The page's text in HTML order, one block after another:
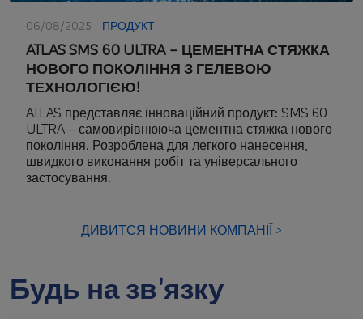
06/08/2025 ПРОДУКТ
ATLAS SMS 60 ULTRA – ЦЕМЕНТНА СТЯЖКА
НОВОГО ПОКОЛІННЯ З ГЕЛЕВОЮ
ТЕХНОЛОГІЄЮ!
ATLAS представляє інноваційний продукт: SMS 60
ULTRA – самовирівнююча цементна стяжка нового
покоління. Розроблена для легкого нанесення,
швидкого виконання робіт та універсального
застосування.
ДИВИТСЯ НОВИНИ КОМПАНІЇ >
Будь на зв'язку